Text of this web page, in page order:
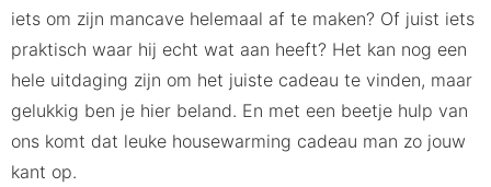
iets om zijn mancave helemaal af te maken? Of juist iets
praktisch waar hij echt wat aan heeft? Het kan nog een
hele uitdaging zijn om het juiste cadeau te vinden, maar
gelukkig ben je hier beland. En met een beetje hulp van
ons komt dat leuke housewarming cadeau man zo jouw
kant op.